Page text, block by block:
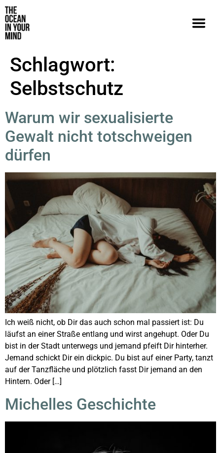
Schlagwort:
Selbstschutz
Warum wir sexualisierte
Gewalt nicht totschweigen
dürfen
Ich weiß nicht, ob Dir das auch schon mal passiert ist: Du
läufst an einer Straße entlang und wirst angehupt. Oder Du
bist in der Stadt unterwegs und jemand pfeift Dir hinterher.
Jemand schickt Dir ein dickpic. Du bist auf einer Party, tanzt
auf der Tanzfläche und plötzlich fasst Dir jemand an den
Hintern. Oder […]
Michelles Geschichte